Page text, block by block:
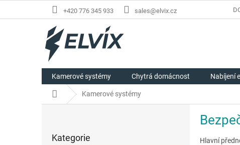
+420 776 345 933 sales@elvix.cz
Kamerové systémy Chytrá domácnost Nabíjení
Domů Kamerové systémy
kategorie
Kategorie Hlavní